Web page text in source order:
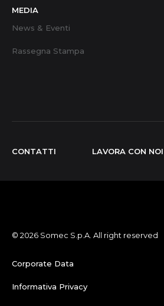
MEDIA
News & Eventi
Rassegna Stampa
CONTATTI LAVORA CON NOI
© 2026 Somec S.p.A. All right reserved
Corporate Data
Informativa Privacy